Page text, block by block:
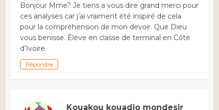
Bonjour Mme? Je tiens a vous dire grand merci pour
ces analyses car j’ai vraiment été inspiré de cela
pour la compréhension de mon devoir. Que Dieu
vous benisse. Élève en classe de terminal en Côte
d’Ivoire
Répondre
Kouakou kouadio mondesir